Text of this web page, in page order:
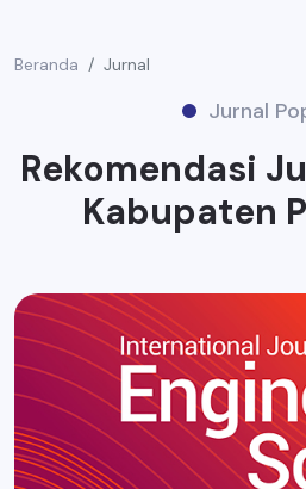
Beranda Jurnal
Jurnal
Rekomendasi
Kabupaten